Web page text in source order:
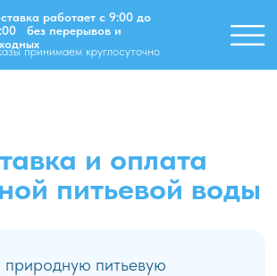
работает с 9:00 до
перерывов и
круглосуточно
городу Таганрогу
питьевую
на дачу